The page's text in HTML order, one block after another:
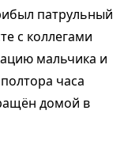
патрульный
с коллегами
мальчика и
часа
домой в